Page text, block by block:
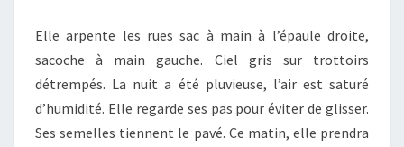
Elle arpente les rues sac à main à l’épaule droite,
sacoche à main gauche. Ciel gris sur trottoirs
détrempés. La nuit a été pluvieuse, l’air est saturé
d’humidité. Elle regarde ses pas pour éviter de glisser.
Ses semelles tiennent le pavé. Ce matin, elle prendra